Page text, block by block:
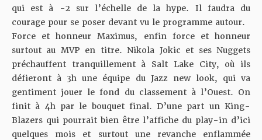
qui est à -2 sur l’échelle de la hype. Il faudra du
courage pour se poser devant vu le programme autour.
Force et honneur Maximus, enfin force et honneur
surtout au MVP en titre. Nikola Jokic et ses Nuggets
préchauffent tranquillement à Salt Lake City, où ils
défieront à 3h une équipe du Jazz new look, qui va
gentiment jouer le fond du classement à l’Ouest. On
finit à 4h par le bouquet final. D’une part un King-
Blazers qui pourrait bien être l’affiche du play-in d’ici
quelques mois et surtout une revanche enflammée